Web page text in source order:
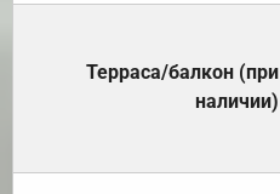
Терраса/балкон (при
наличии)